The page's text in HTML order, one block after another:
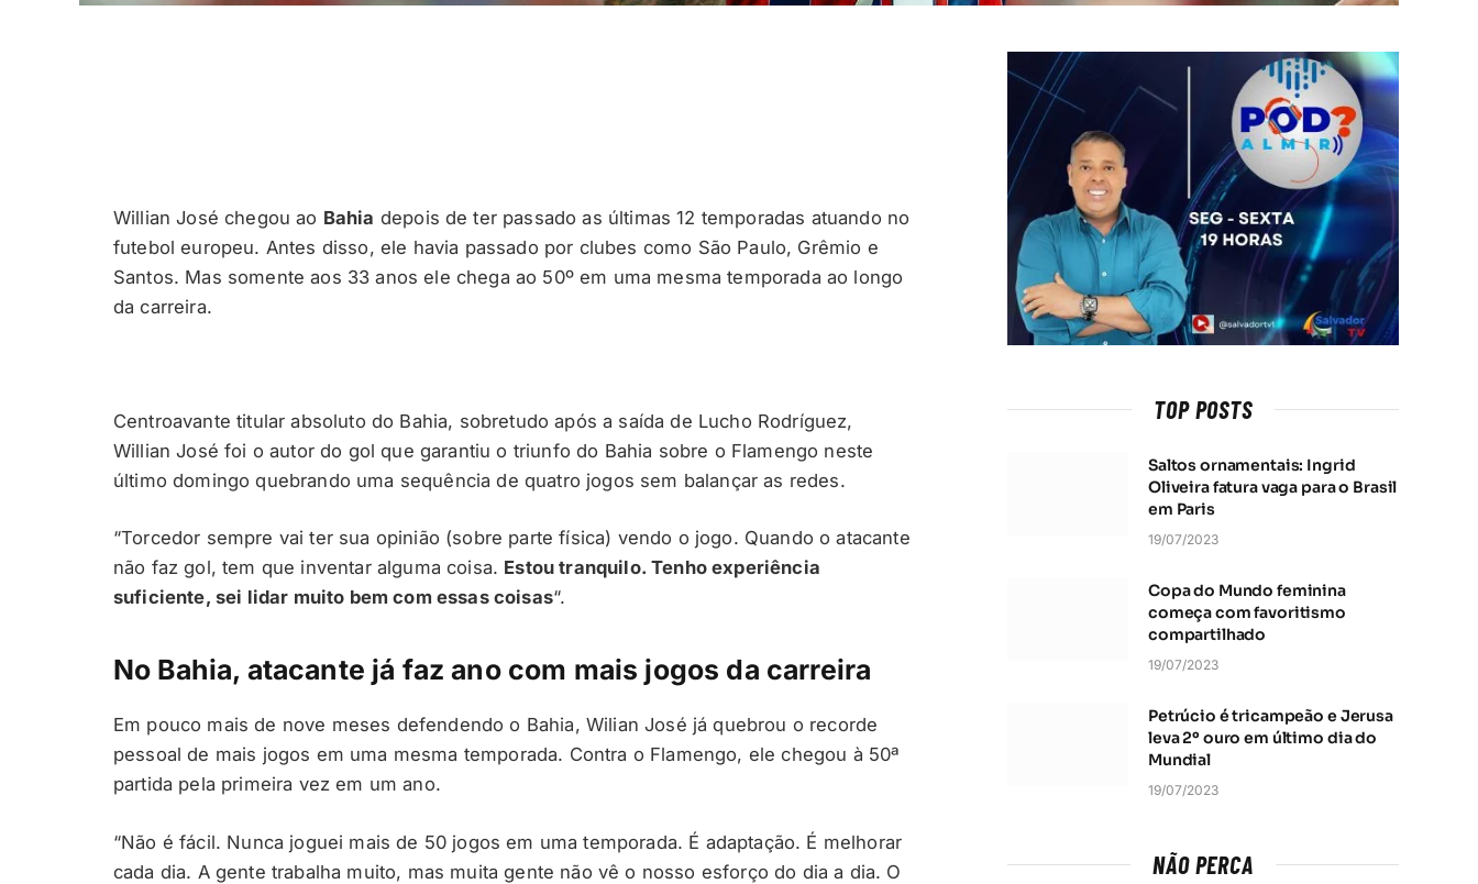
Willian José chegou ao Bahia depois de ter passado as últimas 12 temporadas atuando no
futebol europeu. Antes disso, ele havia passado por clubes como São Paulo, Grêmio e
Santos. Mas somente aos 33 anos ele chega ao 50º em uma mesma temporada ao longo
da carreira.
Centroavante titular absoluto do Bahia, sobretudo após a saída de Lucho Rodríguez,
Willian José foi o autor do gol que garantiu o triunfo do Bahia sobre o Flamengo neste
último domingo quebrando uma sequência de quatro jogos sem balançar as redes.
“Torcedor sempre vai ter sua opinião (sobre parte física) vendo o jogo. Quando o atacante
não faz gol, tem que inventar alguma coisa. Estou tranquilo. Tenho experiência
suficiente, sei lidar muito bem com essas coisas“.
No Bahia, atacante já faz ano com mais jogos da carreira
Em pouco mais de nove meses defendendo o Bahia, Wilian José já quebrou o recorde
pessoal de mais jogos em uma mesma temporada. Contra o Flamengo, ele chegou à 50ª
partida pela primeira vez em um ano.
“Não é fácil. Nunca joguei mais de 50 jogos em uma temporada. É adaptação. É melhorar
cada dia. A gente trabalha muito, mas muita gente não vê o nosso esforço do dia a dia. O
TOP POSTS
Saltos ornamentais: Ingrid
Oliveira fatura vaga para o Brasil
em Paris
19/07/2023
Copa do Mundo feminina
começa com favoritismo
compartilhado
19/07/2023
Petrúcio é tricampeão e Jerusa
leva 2º ouro em último dia do
Mundial
19/07/2023
NÃO PERCA